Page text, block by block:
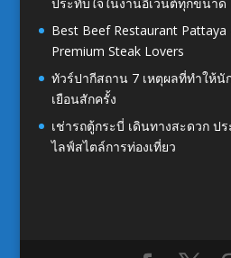
Best Beef Restaurant
Premium Steak Lovers
ทัวร์ปากีสถาน 7 เหตุผลที่ทำให้นั
เยือนสักครั้ง
เช่ารถตู้กระบี่ เดินทางสะดวก ป
ไลฟ์สไตล์การท่องเที่ยว